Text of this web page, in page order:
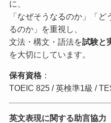
に、
「なぜそうなるのか」「
るのか」を重視し、
文法・構文・語法を試験と
を大切にしています。
保有資格：
TOEIC 825 / 英検準1級 /
英文表現に関する助言協力